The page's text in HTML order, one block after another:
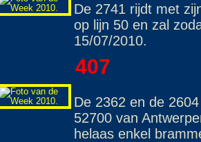
De 2741 rijdt met
op lijn 50 en zal
15/07/2010.
407
De 2362 en de
52700 van
helaas enkel